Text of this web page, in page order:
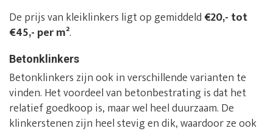
De prijs van kleiklinkers ligt op gemiddeld €20,- tot
€45,- per m².
Betonklinkers
Betonklinkers zijn ook in verschillende varianten te
vinden. Het voordeel van betonbestrating is dat het
relatief goedkoop is, maar wel heel duurzaam. De
klinkerstenen zijn heel stevig en dik, waardoor ze ook